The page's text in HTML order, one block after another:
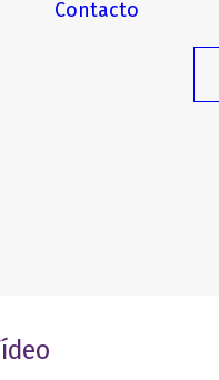
Contacto